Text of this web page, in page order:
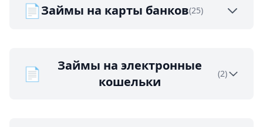
📄Займы на карты банков(25)
📄
Займы на электронные
кошельки
(2)